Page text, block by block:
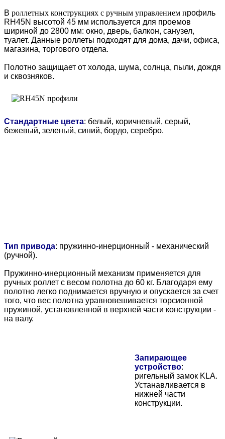
В роллетных конструкциях с ручным управлением профиль
RH45N высотой 45 мм используется для проемов
шириной до 2800 мм: окно, дверь, балкон, санузел,
туалет. Данные роллеты подходят для дома, дачи, офиса,
магазина, торгового отдела.
Полотно защищает от холода, шума, солнца, пыли, дождя
и сквозняков.
Стандартные цвета: белый, коричневый, серый,
бежевый, зеленый, синий, бордо, серебро.
Тип привода: пружинно-инерционный - механический
(ручной).
Пружинно-инерционный механизм применяется для
ручных роллет с весом полотна до 60 кг. Благодаря ему
полотно легко поднимается вручную и опускается за счет
того, что вес полотна уравновешивается торсионной
пружиной, установленной в верхней части конструкции -
на валу.
Запирающее
устройство:
ригельный замок KLA.
Устанавливается в
нижней части
конструкции.